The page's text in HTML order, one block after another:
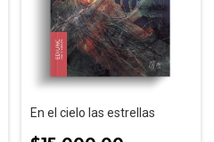
En el cielo las estrellas